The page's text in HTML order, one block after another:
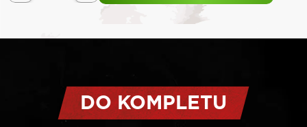
szpuli
1,6
DO KOMPLETU